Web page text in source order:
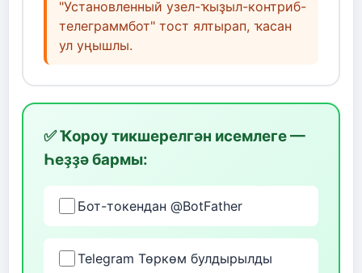
"Установленный узел-ҡыҙыл-контриб-
телеграммбот" тост ялтырап, ҡасан
ул уңышлы.
✅ Ҡороу тикшерелгән исемлеге —
Һеҙҙә бармы:
Бот-токендан @BotFather
Telegram Төркөм булдырылды